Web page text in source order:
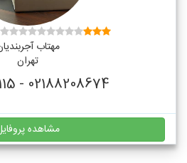
مهتاب
تهران
02188208674 - 09006100115
مشاهده